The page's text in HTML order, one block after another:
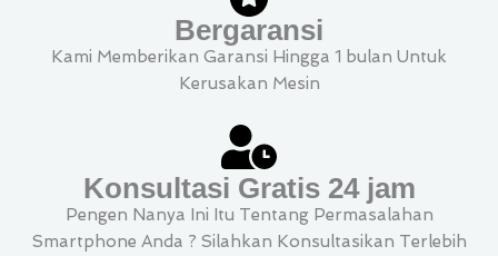
Bergaransi
Kami Memberikan Garansi Hingga 1 bulan Untuk
Kerusakan Mesin
Konsultasi Gratis 24 jam
Pengen Nanya Ini Itu Tentang Permasalahan
Smartphone Anda ? Silahkan Konsultasikan Terlebih